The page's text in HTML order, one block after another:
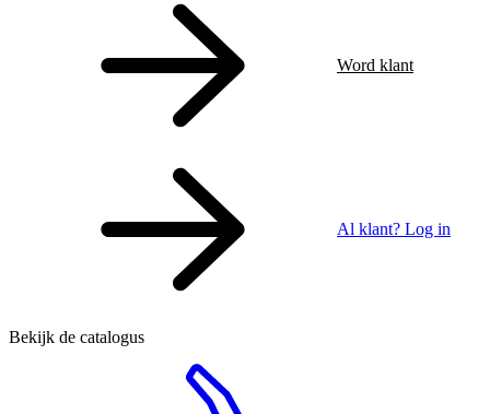
Word klant
Al klant? Log in
Bekijk de catalogus